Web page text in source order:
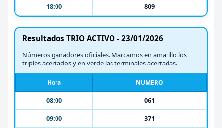
18:00
809
Resultados TRIO ACTIVO - 23/01/2026
Números ganadores oficiales. Marcamos en amarillo los
triples acertados y en verde las terminales acertadas.
Hora NUMERO
08:00
061
09:00
371